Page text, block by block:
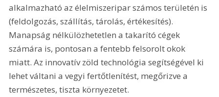
alkalmazható az élelmiszeripar számos területén is
(feldolgozás, szállítás, tárolás, értékesítés).
Manapság nélkülözhetetlen a takarító cégek
számára is, pontosan a fentebb felsorolt okok
miatt. Az innovatív zöld technológia segítségével ki
lehet váltani a vegyi fertőtlenítést, megőrizve a
természetes, tiszta környezetet.